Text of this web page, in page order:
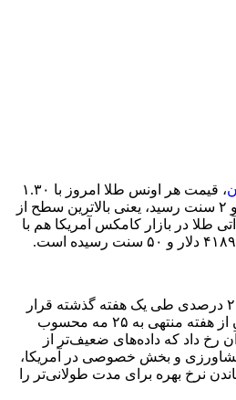
، قیمت هر اونس طلا امروز با ۱.۳۰
درصد افزایش به ۴۱۷۶ دلار و ۲ سنت رسید، یعنی بالاترین سطح از
طلا در بازار کامکس آمریکا هم با
طلا در مسیر ثبت افزایش ۲.۳ درصدی طی یک هفته گذشته قرار
دارد که اولین رشد هفتگی آن از هفته منتهی به ۲۵ مه محسوب
داد که داده‌های ضعیف‌تر از
و بخش خصوصی در آمریکا،
نرخ بهره برای مدت طولانی‌تر را